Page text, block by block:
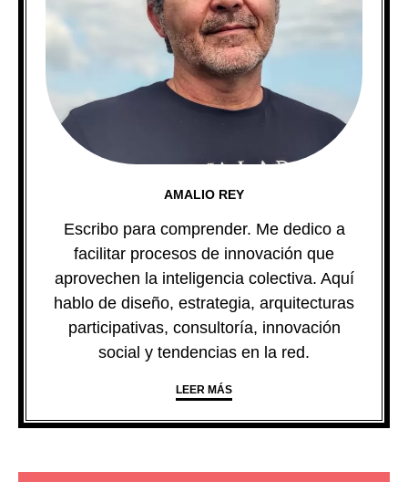
AMALIO REY
Escribo para comprender. Me dedico a
facilitar procesos de innovación que
aprovechen la inteligencia colectiva. Aquí
hablo de diseño, estrategia, arquitecturas
participativas, consultoría, innovación
social y tendencias en la red.
LEER MÁS